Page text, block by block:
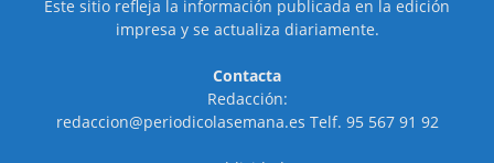
Este sitio refleja la información publicada en la edición
impresa y se actualiza diariamente.
Contacta
Redacción:
redaccion@periodicolasemana.es Telf. 95 567 91 92